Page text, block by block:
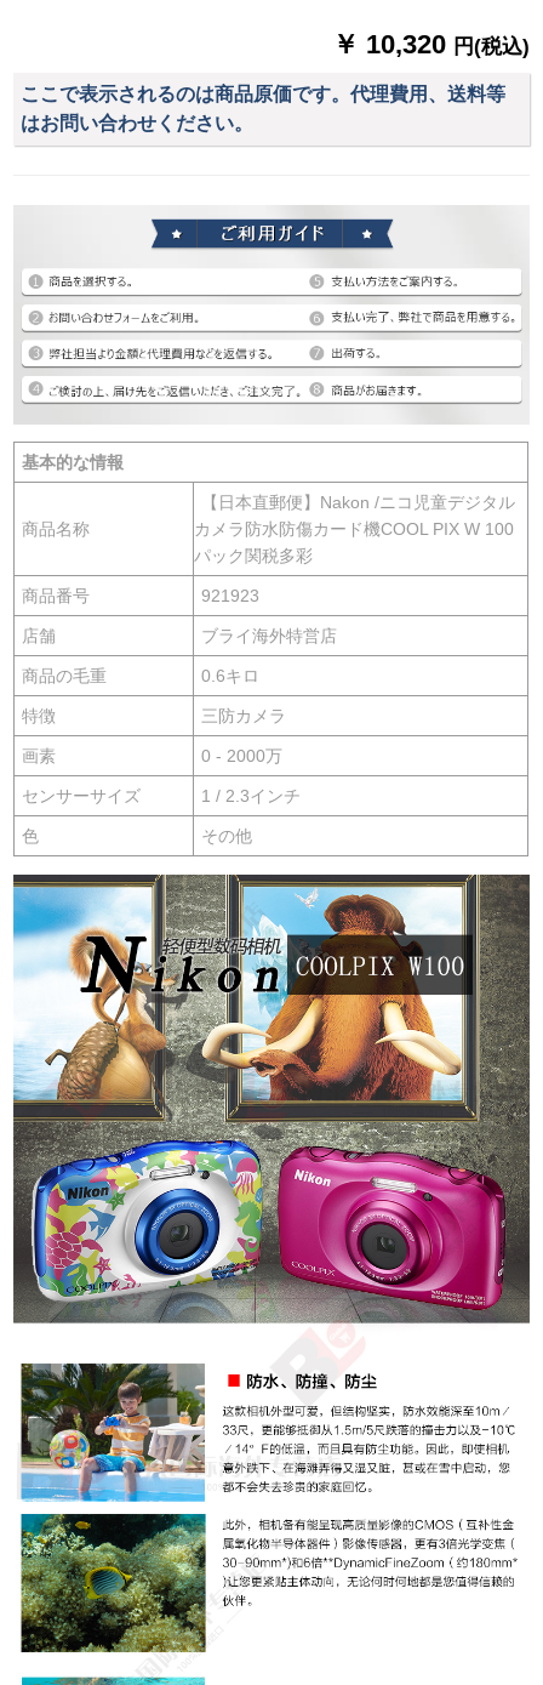
￥ 10,320 円(税込)
ここで表示されるのは商品原価です。代理費用、送料等
はお問い合わせください。
基本的な情報
商品名称
【日本直郵便】Nakon /ニコ児童デジタル
カメラ防水防傷カード機COOL PIX W 100
パック関税多彩
商品番号 921923
店舗 ブライ海外特営店
商品の毛重 0.6キロ
特徴 三防カメラ
画素 0 - 2000万
センサーサイズ 1 / 2.3インチ
色 その他